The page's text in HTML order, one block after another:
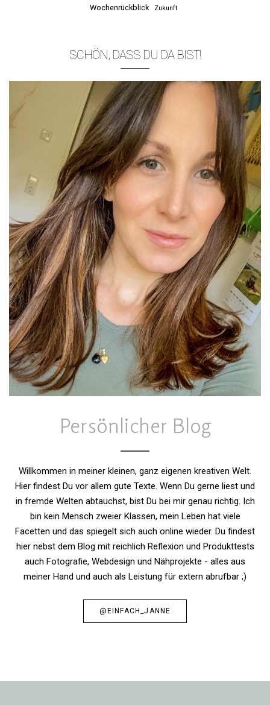
Wochenrückblick Zukunft
SCHÖN, DASS DU DA BIST!
Persönlicher Blog
Willkommen in meiner kleinen, ganz eigenen kreativen Welt.
Hier findest Du vor allem gute Texte. Wenn Du gerne liest und
in fremde Welten abtauchst, bist Du bei mir genau richtig. Ich
bin kein Mensch zweier Klassen, mein Leben hat viele
Facetten und das spiegelt sich auch online wieder. Du findest
hier nebst dem Blog mit reichlich Reflexion und Produkttests
auch Fotografie, Webdesign und Nähprojekte - alles aus
meiner Hand und auch als Leistung für extern abrufbar ;)
@EINFACH_JANNE